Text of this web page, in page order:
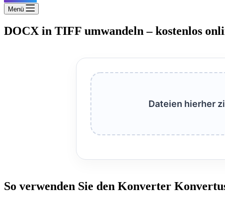
Menü
DOCX in TIFF umwandeln – kostenlos
Dateien hierher
So verwenden Sie den Konverter